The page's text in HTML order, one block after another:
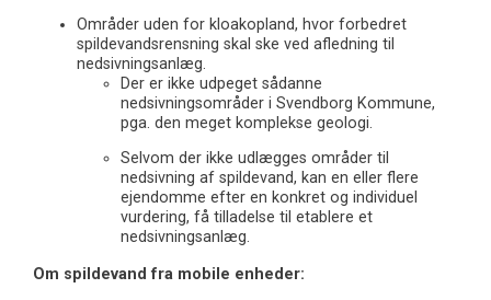
Områder uden for kloakopland, hvor forbedret
spildevandsrensning skal ske ved afledning til
nedsivningsanlæg.
Der er ikke udpeget sådanne
nedsivningsområder i Svendborg Kommune,
pga. den meget komplekse geologi.
Selvom der ikke udlægges områder til
nedsivning af spildevand, kan en eller flere
ejendomme efter en konkret og individuel
vurdering, få tilladelse til etablere et
nedsivningsanlæg.
Om spildevand fra mobile enheder: